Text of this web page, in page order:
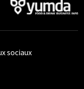
sociaux